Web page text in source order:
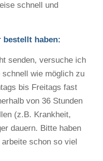
schnell und
bestellt haben:
senden, versuche ich
wie möglich zu
bis Freitags fast
von 36 Stunden
(z.B. Krankheit,
dauern. Bitte haben
schon so viel